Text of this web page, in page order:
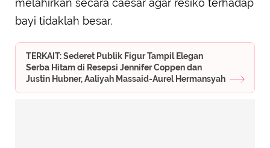
melahirkan secara caesar agar resiko terhadap
bayi tidaklah besar.
TERKAIT: Sederet Publik Figur Tampil Elegan
Serba Hitam di Resepsi Jennifer Coppen dan
Justin Hubner, Aaliyah Massaid-Aurel Hermansyah